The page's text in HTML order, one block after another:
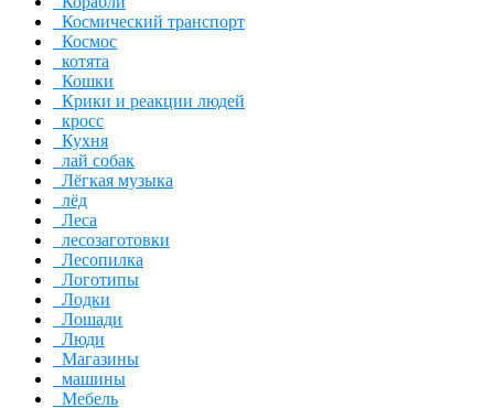
Космический транспорт
Космос
котята
Кошки
Крики и реакции людей
кросс
Кухня
лай собак
Лёгкая музыка
лёд
Леса
лесозаготовки
Лесопилка
Логотипы
Лодки
Лошади
Люди
Магазины
машины
Мебель